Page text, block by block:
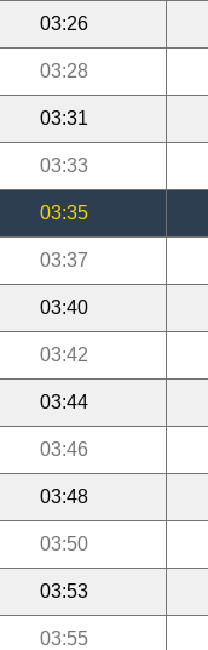
03:26
03:28
03:31
03:33
03:35
03:37
03:40
03:42
03:44
03:46
03:48
03:50
03:53
03:55